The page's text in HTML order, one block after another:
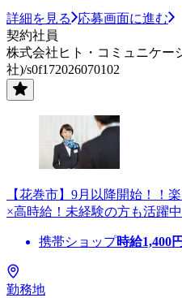
詳細を見る
応募画面に進む
契約社員
株式会社ヒト・コミュニケー
社)/s0f172026070102
【花巻市】9月以降開始！！
×高時給！未経験の方も活躍中
携帯ショップ時給1,400
勤務地